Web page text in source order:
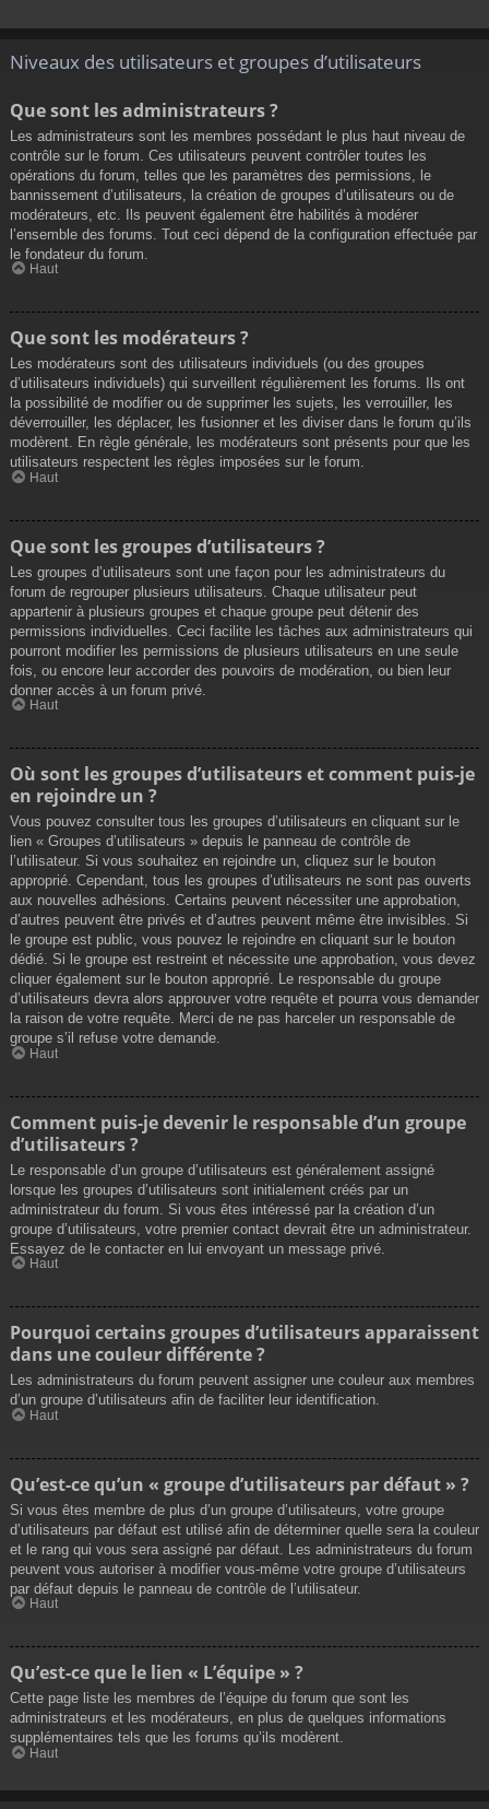
Niveaux des utilisateurs et groupes d’utilisateurs
Que sont les administrateurs ?
Les administrateurs sont les membres possédant le plus haut niveau de
contrôle sur le forum. Ces utilisateurs peuvent contrôler toutes les
opérations du forum, telles que les paramètres des permissions, le
bannissement d’utilisateurs, la création de groupes d’utilisateurs ou de
modérateurs, etc. Ils peuvent également être habilités à modérer
l’ensemble des forums. Tout ceci dépend de la configuration effectuée par
le fondateur du forum.
Haut
Que sont les modérateurs ?
Les modérateurs sont des utilisateurs individuels (ou des groupes
d’utilisateurs individuels) qui surveillent régulièrement les forums. Ils ont
la possibilité de modifier ou de supprimer les sujets, les verrouiller, les
déverrouiller, les déplacer, les fusionner et les diviser dans le forum qu’ils
modèrent. En règle générale, les modérateurs sont présents pour que les
utilisateurs respectent les règles imposées sur le forum.
Haut
Que sont les groupes d’utilisateurs ?
Les groupes d’utilisateurs sont une façon pour les administrateurs du
forum de regrouper plusieurs utilisateurs. Chaque utilisateur peut
appartenir à plusieurs groupes et chaque groupe peut détenir des
permissions individuelles. Ceci facilite les tâches aux administrateurs qui
pourront modifier les permissions de plusieurs utilisateurs en une seule
fois, ou encore leur accorder des pouvoirs de modération, ou bien leur
donner accès à un forum privé.
Haut
Où sont les groupes d’utilisateurs et comment puis-je
en rejoindre un ?
Vous pouvez consulter tous les groupes d’utilisateurs en cliquant sur le
lien « Groupes d’utilisateurs » depuis le panneau de contrôle de
l’utilisateur. Si vous souhaitez en rejoindre un, cliquez sur le bouton
approprié. Cependant, tous les groupes d’utilisateurs ne sont pas ouverts
aux nouvelles adhésions. Certains peuvent nécessiter une approbation,
d’autres peuvent être privés et d’autres peuvent même être invisibles. Si
le groupe est public, vous pouvez le rejoindre en cliquant sur le bouton
dédié. Si le groupe est restreint et nécessite une approbation, vous devez
cliquer également sur le bouton approprié. Le responsable du groupe
d’utilisateurs devra alors approuver votre requête et pourra vous demander
la raison de votre requête. Merci de ne pas harceler un responsable de
groupe s’il refuse votre demande.
Haut
Comment puis-je devenir le responsable d’un groupe
d’utilisateurs ?
Le responsable d’un groupe d’utilisateurs est généralement assigné
lorsque les groupes d’utilisateurs sont initialement créés par un
administrateur du forum. Si vous êtes intéressé par la création d’un
groupe d’utilisateurs, votre premier contact devrait être un administrateur.
Essayez de le contacter en lui envoyant un message privé.
Haut
Pourquoi certains groupes d’utilisateurs apparaissent
dans une couleur différente ?
Les administrateurs du forum peuvent assigner une couleur aux membres
d’un groupe d’utilisateurs afin de faciliter leur identification.
Haut
Qu’est-ce qu’un « groupe d’utilisateurs par défaut » ?
Si vous êtes membre de plus d’un groupe d’utilisateurs, votre groupe
d’utilisateurs par défaut est utilisé afin de déterminer quelle sera la couleur
et le rang qui vous sera assigné par défaut. Les administrateurs du forum
peuvent vous autoriser à modifier vous-même votre groupe d’utilisateurs
par défaut depuis le panneau de contrôle de l’utilisateur.
Haut
Qu’est-ce que le lien « L’équipe » ?
Cette page liste les membres de l’équipe du forum que sont les
administrateurs et les modérateurs, en plus de quelques informations
supplémentaires tels que les forums qu’ils modèrent.
Haut